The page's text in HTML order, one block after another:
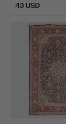
43 USD